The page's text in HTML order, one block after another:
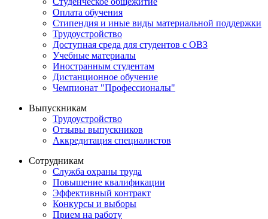
Оплата обучения
Стипендия и иные виды материальной поддержки
Трудоустройство
Доступная среда для студентов с ОВЗ
Учебные материалы
Иностранным студентам
Дистанционное обучение
Чемпионат "Профессионалы"
Выпускникам
Трудоустройство
Отзывы выпускников
Аккредитация специалистов
Сотрудникам
Служба охраны труда
Повышение квалификации
Эффективный контракт
Конкурсы и выборы
Прием на работу